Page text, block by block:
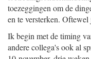
toezeggingen om de
en te versterken.
Ik begin met de timing
andere collega's ook al